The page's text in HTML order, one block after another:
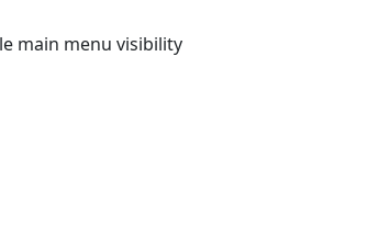
main menu visibility